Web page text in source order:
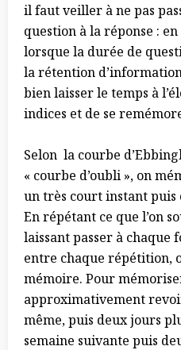
il faut veiller à ne pas
question à la réponse :
lorsque la durée de
la rétention
bien laisser le temps à
indices et de se
Selon la courbe
« courbe d’oubli », on
un très court instant puis
En répétant ce que l’on
laissant passer à chaque
entre chaque répétition,
mémoire. Pour
approximativement
même, puis deux jours
semaine suivante puis